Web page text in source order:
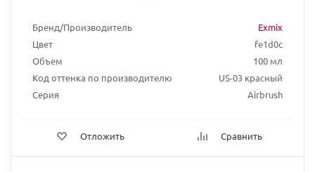
Бренд/Производитель
Exmix
Цвет
fe1d0c
Объем
100 мл
Код оттенка по производителю
US-03 красный
Серия
Airbrush
Отложить Сравнить